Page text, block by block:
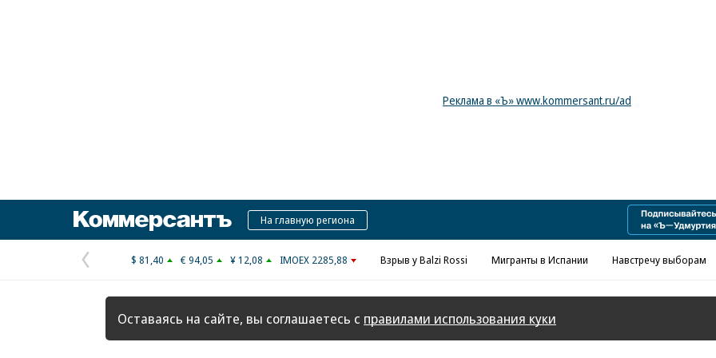
Реклама в «Ъ» www.kommersant.ru/ad
КоммерсантъНа главную региона
Предыдущая
страница
$ 81,40 € 94,05 ¥ 12,08 IMOEX 2285,88 Взрыв у Balzi Rossi Мигранты в Испании Навстречу выборам
Оставаясь на сайте, вы соглашаетесь с правилами использования куки